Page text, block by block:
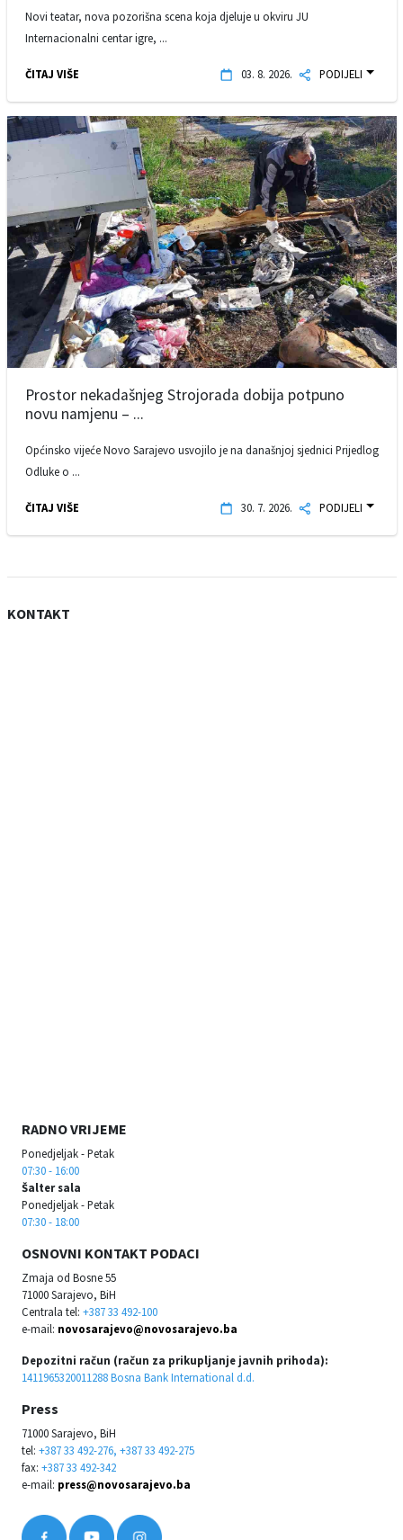
Novi teatar, nova pozorišna scena koja djeluje u okviru JU
Internacionalni centar igre, ...
ČITAJ VIŠE 03. 8. 2026. PODIJELI
Prostor nekadašnjeg Strojorada dobija potpuno
novu namjenu – ...
Općinsko vijeće Novo Sarajevo usvojilo je na današnjoj sjednici Prijedlog
Odluke o ...
ČITAJ VIŠE 30. 7. 2026. PODIJELI
KONTAKT
RADNO VRIJEME
Ponedjeljak - Petak
07:30 - 16:00
Šalter sala
Ponedjeljak - Petak
07:30 - 18:00
OSNOVNI KONTAKT PODACI
Zmaja od Bosne 55
71000 Sarajevo, BiH
Centrala tel: +387 33 492-100
e-mail: novosarajevo@novosarajevo.ba
Depozitni račun (račun za prikupljanje javnih prihoda):
1411965320011288 Bosna Bank International d.d.
Press
71000 Sarajevo, BiH
tel: +387 33 492-276, +387 33 492-275
fax: +387 33 492-342
e-mail: press@novosarajevo.ba